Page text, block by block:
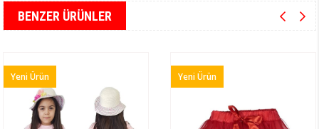
BENZER ÜRÜNLER
Yeni Ürün Yeni Ürün